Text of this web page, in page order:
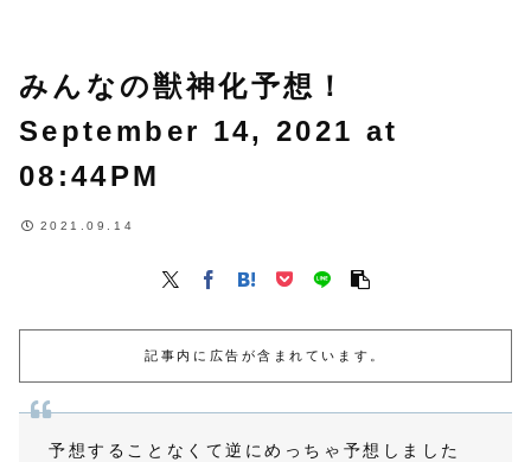
みんなの獣神化予想！
September 14, 2021 at
08:44PM
2021.09.14
記事内に広告が含まれています。
予想することなくて逆にめっちゃ予想しました